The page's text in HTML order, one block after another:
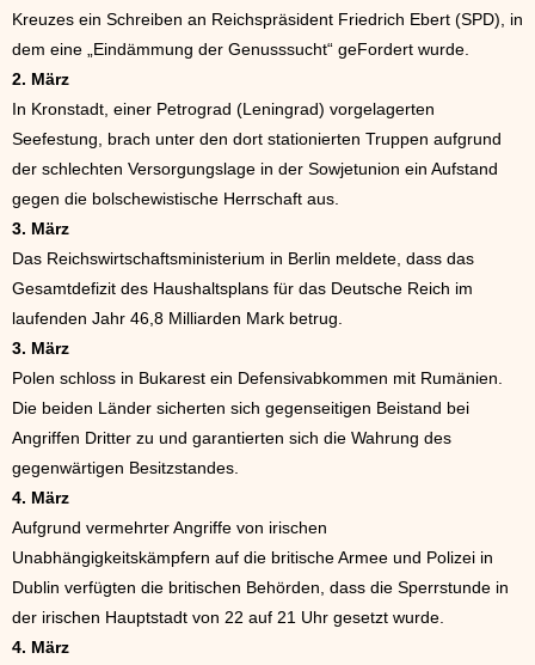
Kreuzes ein Schreiben an Reichspräsident Friedrich Ebert (SPD), in
dem eine „Eindämmung der Genusssucht“ geFordert wurde.
2. März
In Kronstadt, einer Petrograd (Leningrad) vorgelagerten
Seefestung, brach unter den dort stationierten Truppen aufgrund
der schlechten Versorgungslage in der Sowjetunion ein Aufstand
gegen die bolschewistische Herrschaft aus.
3. März
Das Reichswirtschaftsministerium in Berlin meldete, dass das
Gesamtdefizit des Haushaltsplans für das Deutsche Reich im
laufenden Jahr 46,8 Milliarden Mark betrug.
3. März
Polen schloss in Bukarest ein Defensivabkommen mit Rumänien.
Die beiden Länder sicherten sich gegenseitigen Beistand bei
Angriffen Dritter zu und garantierten sich die Wahrung des
gegenwärtigen Besitzstandes.
4. März
Aufgrund vermehrter Angriffe von irischen
Unabhängigkeitskämpfern auf die britische Armee und Polizei in
Dublin verfügten die britischen Behörden, dass die Sperrstunde in
der irischen Hauptstadt von 22 auf 21 Uhr gesetzt wurde.
4. März